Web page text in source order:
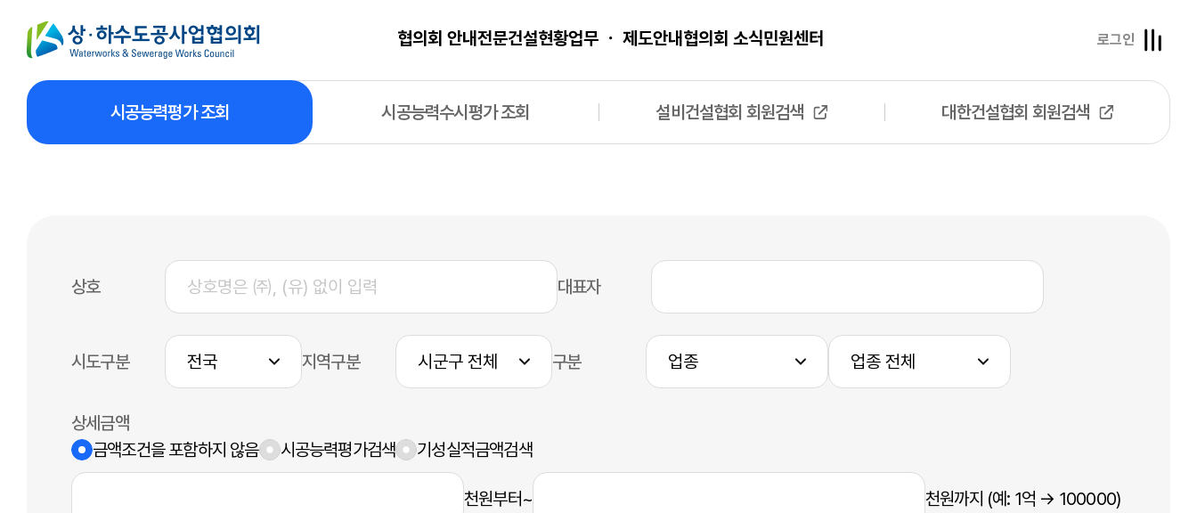
협의회 안내전문건설현황업무 ㆍ 제도안내 협의회 소식민원센터 로그인
시공능력평가 조회 시공능력수시평가 조회 설비건설협회 회원검색 대한건설협회 회원검색
상호 대표자
시도구분 지역구분 구분
상세금액
금액조건을 포함하지 않음
시공능력평가검색 기성실적금액검색
천원부터~ 천원까지 (예: 1억 → 100000)